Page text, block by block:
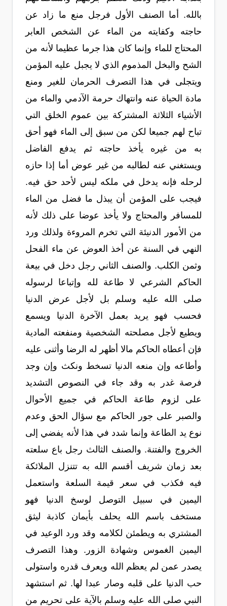
بالله. أما الصنف الأول فرجل منع ما زاد عن
حاجته وكفايته من الماء عن الشخص العابر
المحتاج للماء وإنما كان هذا جرما عظيما لأنه من
الشح والبخل المذموم الذي لا يجبل عليه المؤمن
ويتجلى في هذا التصرف الحرمان للغير ومنع
مادة الحياة عنه وانتهاك حرمة الآدمي والماء من
الأشياء الثلاثة المشتركة بين عموم الخلق التي
تباح لهم جميعا لكن من سبق إلى الماء فهو أحق
به من غيره يأخذ حاجته ثم يدفع الفاضل
ويستغني عنه لطالبه من غير عوض أما إذا حازه
لرحله فإنه يدخل في ملكه ليس لأحد حق فيه.
فيجب على المؤمن أن يبذل ما فضل من الماء
للمسافر والمحتاج ولا يأخذ عوضا على ذلك لأنه
من الأمور الدنيئة التي تخرم المروءة ولذلك ورد
النهي في السنة عن أخذ العوض عن ماء الفحل
وثمن الكلب. والصنف الثاني رجل دخل في بيعة
الحاكم الشرعي لا طاعة لله وإتباعا لرسوله
صلى الله عليه وسلم بل لأجل عرض الدنيا
فحسب فهو يريد بعمل الآخرة الدنيا ويسمع
ويطيع لأجل مصلحته الشخصية ومنفعته المادية
فإن أعطاه الحاكم مالا أظهر له الرضا وأثنى عليه
وأطاعه وإن منعه الدنيا تسخط ونكث وإن وجد
فرصة غدر به وقد جاء في النصوص التشديد
على لزوم طاعة الحاكم في جميع الأحوال
والصبر على جور الحاكم مع سؤال الحق وعدم
نوع يد الطاعة وإنما شدد في هذا لأنه يفضي إلى
الخروج والفتنة. والصنف الثالث رجل باع سلعته
بعد زمان شريف أقسم الله به تتنزل الملائكة
فيه فكذب في سعر قيمة السلعة واستعمل
اليمين في سبيل التوصل لوسخ الدنيا فهو
مستخف باسم الله يحلف بأيمان كاذبة ليثق
المشتري به ويطمئن لكلامه وقد ورد الوعيد في
اليمين الغموس وشهادة الزور. وهذا التصرف
يصدر عمن لم يعظم الله ويعرف قدره واستولى
حب الدنيا على قلبه وصار عبدا لها. ثم استشهد
النبي صلى الله عليه وسلم بالآية على تحريم من